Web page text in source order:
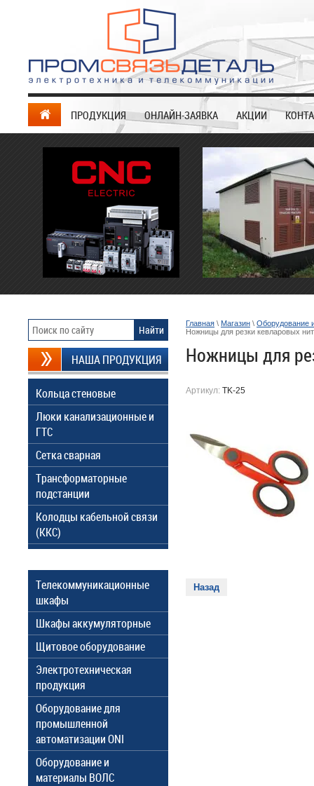
ПРОДУКЦИЯ ОНЛАЙН-ЗАЯВКА АКЦИИ
Главная \ Магазин \ Оборудование
Ножницы для резки кевларовых
Ножницы для
Артикул: TK-25
Назад
НАША ПРОДУКЦИЯ
Кольца стеновые
Люки канализационные и
ГТС
Сетка сварная
Трансформаторные
подстанции
Колодцы кабельной связи
(ККС)
Телекоммуникационные
шкафы
Шкафы аккумуляторные
Щитовое оборудование
Электротехническая
продукция
Оборудование для
промышленной
автоматизации ONI
Оборудование и
материалы ВОЛС